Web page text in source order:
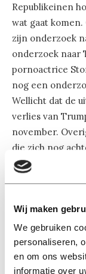
Wij maken
We gebruiken
personaliseren,
en om ons
informatie over
Republikeinen
wat gaat
zijn onderzoek
onderzoek naar
pornoactrice
nog een
Wellicht dat de
verlies van
november.
die zich nog
schaart:
4. Heeft deze
Trump de
“Het kan best